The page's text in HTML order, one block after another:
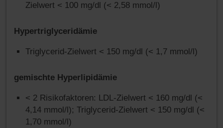
Zielwert < 100 mg/dl (< 2,58 mmol/l)
Hypertriglyceridämie
Triglycerid-Zielwert < 150 mg/dl (< 1,7 mmol/l)
gemischte Hyperlipidämie
< 2 Risikofaktoren: LDL-Zielwert < 160 mg/dl (<
4,14 mmol/l); Triglycerid-Zielwert < 150 mg/dl (<
1,70 mmol/l)